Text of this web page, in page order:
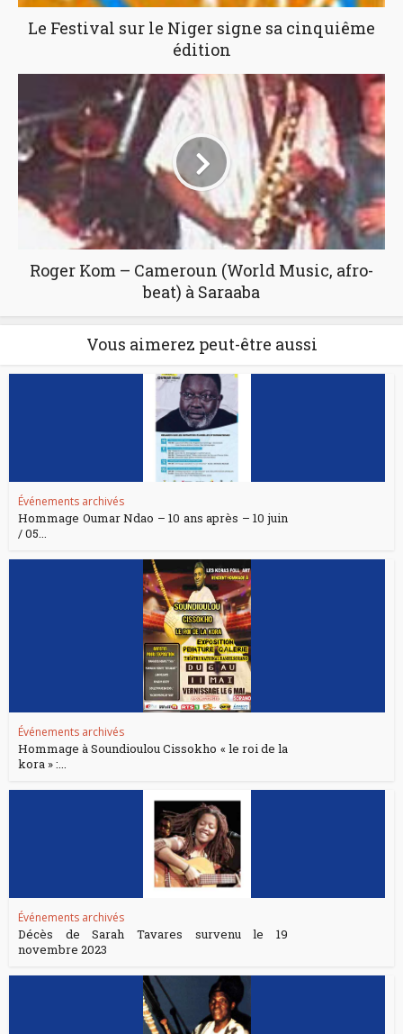
Le Festival sur le Niger signe sa cinquiême
édition
Roger Kom – Cameroun (World Music, afro-
beat) à Saraaba
Vous aimerez peut-être aussi
Événements archivés
Hommage Oumar Ndao – 10 ans après – 10 juin
/ 05...
Événements archivés
Hommage à Soundioulou Cissokho « le roi de la
kora » :...
Événements archivés
Décès de Sarah Tavares survenu le 19
novembre 2023